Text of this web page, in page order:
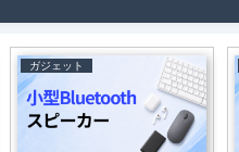
ガジェット